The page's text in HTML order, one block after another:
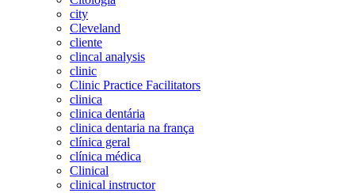
city
Cleveland
cliente
clincal analysis
clinic
Clinic Practice Facilitators
clinica
clinica dentária
clinica dentaria na frança
clínica geral
clínica médica
Clinical
clinical instructor